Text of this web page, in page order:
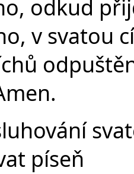
odkud
v svatou
píseň